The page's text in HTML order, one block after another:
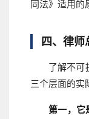
同法》适用的
四、律师
了解不可
三个层面的实
第一，它